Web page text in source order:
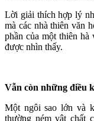
Lời giải thích hợp lý
mà các nhà thiên văn
phần của một thiên hà
được nhìn thấy.
Vẫn còn những điều
Một ngôi sao lớn và
thường ném vật chất